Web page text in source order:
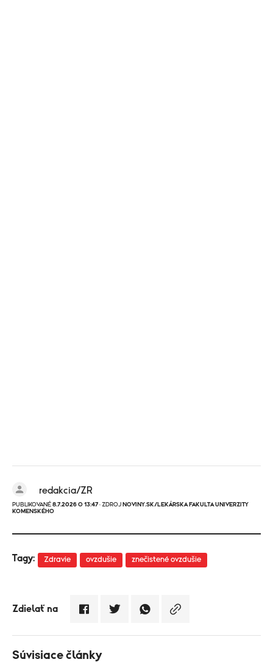
redakcia/ZR
PUBLIKOVANÉ 8.7.2026 O 13:47 · ZDROJ NOVINY.SK/LEKÁRSKA FAKULTA UNIVERZITY
KOMENSKÉHO
Tagy: Zdravie ovzdušie znečistené ovzdušie
Zdielať na
Súvisiace články